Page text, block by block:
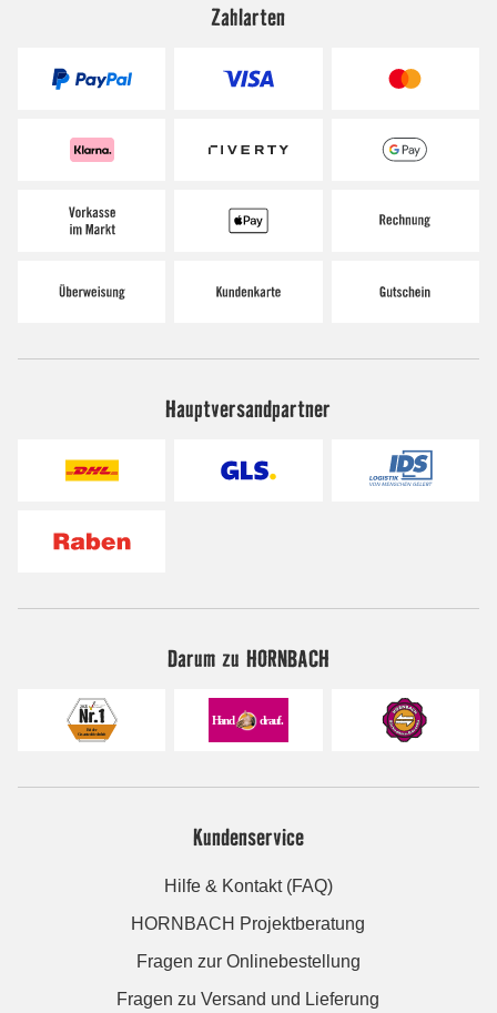
Zahlarten
Hauptversandpartner
Darum zu HORNBACH
Kundenservice
Hilfe & Kontakt (FAQ)
HORNBACH Projektberatung
Fragen zur Onlinebestellung
Fragen zu Versand und Lieferung